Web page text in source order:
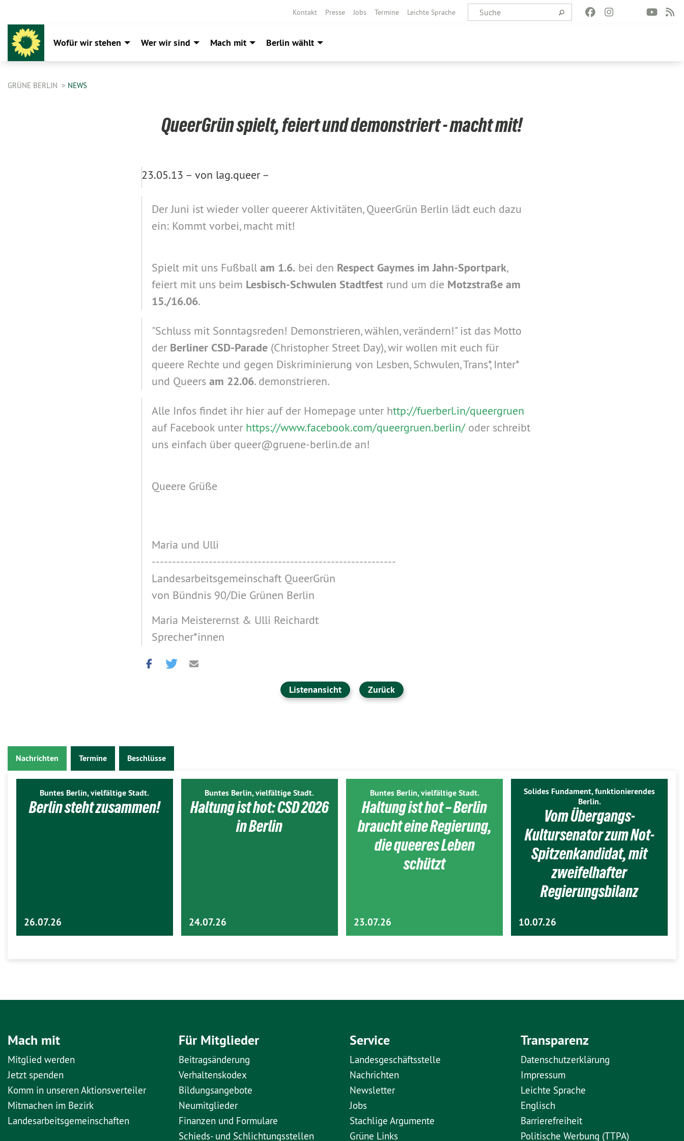
Kontakt Presse Jobs Termine Leichte Sprache
Wofür wir stehen Wer wir sind Mach mit Berlin wählt
GRÜNE BERLIN NEWS
QueerGrün spielt, feiert und demonstriert - macht mit!
23.05.13 – von lag.queer –
Der Juni ist wieder voller queerer Aktivitäten, QueerGrün Berlin lädt euch dazu
ein: Kommt vorbei, macht mit!
Spielt mit uns Fußball am 1.6.bei den Respect Gaymes im Jahn-Sportpark,
feiert mit uns beim Lesbisch-Schwulen Stadtfest rund um die Motzstraße am
15./16.06.
"Schluss mit Sonntagsreden! Demonstrieren, wählen, verändern!" ist das Motto
der Berliner CSD-Parade(Christopher Street Day), wir wollen mit euch für
queere Rechte und gegen Diskriminierung von Lesben, Schwulen, Trans*, Inter*
und Queers am 22.06. demonstrieren.
Alle Infos findet ihr hier auf der Homepage unter http://fuerberl.in/queergruen
auf Facebook unter https://www.facebook.com/queergruen.berlin/oder schreibt
uns einfach über queer@gruene-berlin.de an!
Queere Grüße
Maria und Ulli
------------------------------------------------------------
Landesarbeitsgemeinschaft QueerGrün
von Bündnis 90/Die Grünen Berlin
Maria Meisterernst & Ulli Reichardt
Sprecher*innen
Listenansicht Zurück
Nachrichten Termine Beschlüsse
Buntes Berlin, vielfältige Stadt.
Berlin steht zusammen!
26.07.26
Buntes Berlin, vielfältige Stadt.
Haltung ist hot: CSD 2026
in Berlin
24.07.26
Buntes Berlin, vielfältige Stadt.
Haltung ist hot – Berlin
braucht eine Regierung,
die queeres Leben
schützt
23.07.26
Solides Fundament, funktionierendes
Berlin.
Vom Übergangs-
Kultursenator zum Not-
Spitzenkandidat, mit
zweifelhafter
Regierungsbilanz
10.07.26
Mach mit
Mitglied werden
Jetzt spenden
Komm in unseren Aktionsverteiler
Mitmachen im Bezirk
Landesarbeitsgemeinschaften
Für Mitglieder
Beitragsänderung
Verhaltenskodex
Bildungsangebote
Neumitglieder
Finanzen und Formulare
Schieds- und Schlichtungsstellen
Service
Landesgeschäftsstelle
Nachrichten
Newsletter
Jobs
Stachlige Argumente
Grüne Links
Transparenz
Datenschutzerklärung
Impressum
Leichte Sprache
Englisch
Barrierefreiheit
Politische Werbung (TTPA)